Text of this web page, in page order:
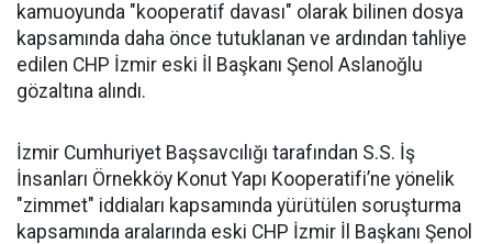
kamuoyunda "kooperatif davası" olarak bilinen dosya
kapsamında daha önce tutuklanan ve ardından tahliye
edilen CHP İzmir eski İl Başkanı Şenol Aslanoğlu
gözaltına alındı.
İzmir Cumhuriyet Başsavcılığı tarafından S.S. İş
İnsanları Örnekköy Konut Yapı Kooperatifi’ne yönelik
"zimmet" iddiaları kapsamında yürütülen soruşturma
kapsamında aralarında eski CHP İzmir İl Başkanı Şenol